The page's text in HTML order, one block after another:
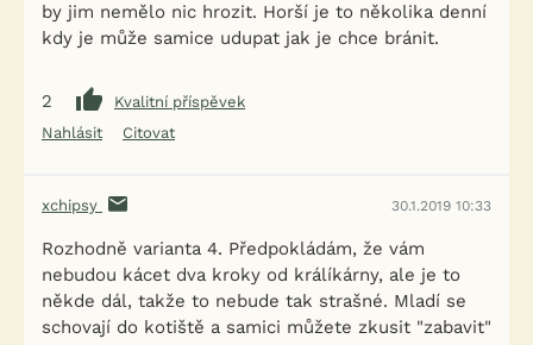
by jim nemělo nic hrozit. Horší je to několika denní
kdy je může samice udupat jak je chce bránit.
2
Kvalitní příspěvek
Nahlásit
Citovat
xchipsy 30.1.2019 10:33
Rozhodně varianta 4. Předpokládám, že vám
nebudou kácet dva kroky od králíkárny, ale je to
někde dál, takže to nebude tak strašné. Mladí se
schovají do kotiště a samici můžete zkusit "zabavit"